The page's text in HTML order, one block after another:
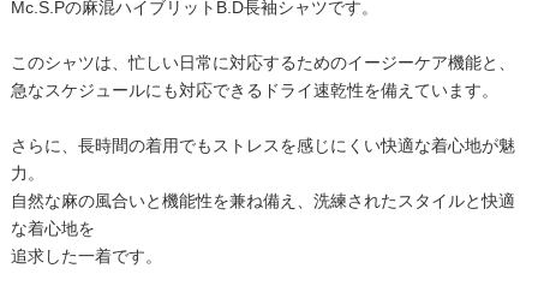
Mc.S.Pの麻混ハイブリットB.D長袖シャツです。
このシャツは、忙しい日常に対応するためのイージーケア機能と、
急なスケジュールにも対応できるドライ速乾性を備えています。
さらに、長時間の着用でもストレスを感じにくい快適な着心地が魅
力。
自然な麻の風合いと機能性を兼ね備え、洗練されたスタイルと快適
な着心地を
追求した一着です。